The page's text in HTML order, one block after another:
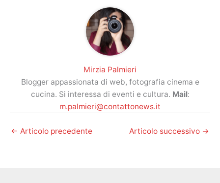
Mirzia Palmieri
Blogger appassionata di web, fotografia cinema e
cucina. Si interessa di eventi e cultura. Mail:
m.palmieri@contattonews.it
← Articolo precedente Articolo successivo →